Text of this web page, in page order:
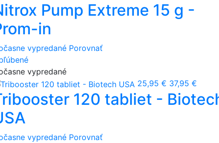
Pump Extreme 15 g -
in
vypredané Porovnať
vypredané
25,95 € 37,95 €
120 tabliet -
vypredané Porovnať